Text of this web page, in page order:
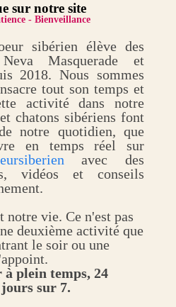
sur notre site
- Bienveillance
sibérien élève des
Masquerade et
2018. Nous sommes
tout son temps et
activité dans notre
chatons sibériens font
notre quotidien, que
en temps réel sur
avec des
vidéos et conseils
notre vie. Ce n'est pas
deuxième activité que
le soir ou une
plein temps, 24
sur 7.